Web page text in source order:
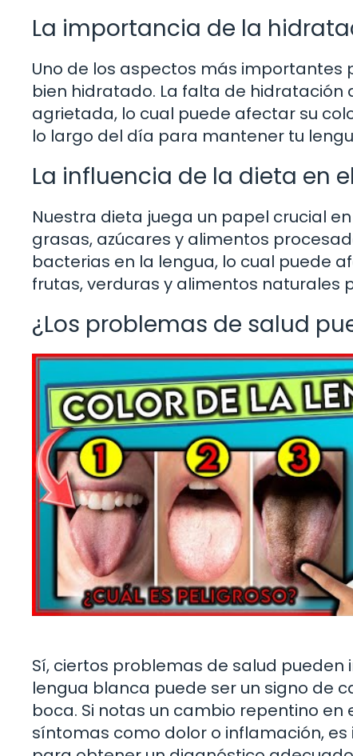
La importancia de la
Uno de los aspectos más
bien hidratado. La falta de
agrietada, lo cual puede afectar su
lo largo del día para mantener tu
La influencia de la dieta en
Nuestra dieta juega un papel crucial
grasas, azúcares y alimentos
bacterias en la lengua, lo cual puede
frutas, verduras y alimentos naturales
¿Los problemas de salud
Sí, ciertos problemas de salud pueden
lengua blanca puede ser un signo de
boca. Si notas un cambio repentino
síntomas como dolor o inflamación,